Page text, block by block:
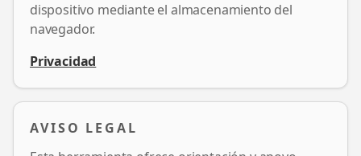
dispositivo mediante el almacenamiento del
navegador.
Privacidad
AVISO LEGAL